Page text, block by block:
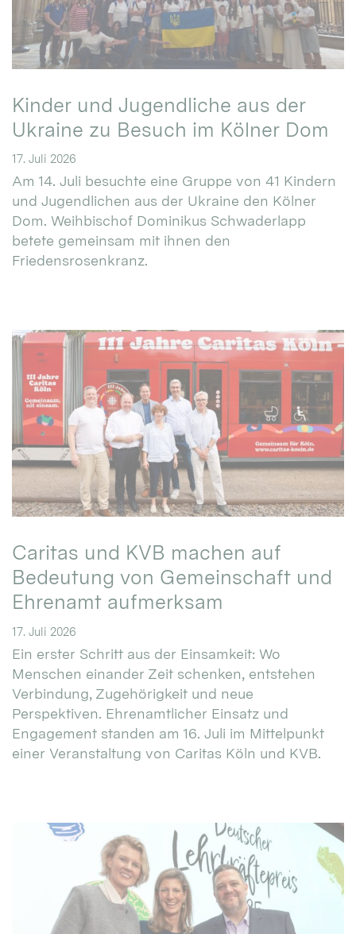
Kinder und Jugendliche aus der
Ukraine zu Besuch im Kölner Dom
17. Juli 2026
Am 14. Juli besuchte eine Gruppe von 41 Kindern
und Jugendlichen aus der Ukraine den Kölner
Dom. Weihbischof Dominikus Schwaderlapp
betete gemeinsam mit ihnen den
Friedensrosenkranz.
Caritas und KVB machen auf
Bedeutung von Gemeinschaft und
Ehrenamt aufmerksam
17. Juli 2026
Ein erster Schritt aus der Einsamkeit: Wo
Menschen einander Zeit schenken, entstehen
Verbindung, Zugehörigkeit und neue
Perspektiven. Ehrenamtlicher Einsatz und
Engagement standen am 16. Juli im Mittelpunkt
einer Veranstaltung von Caritas Köln und KVB.